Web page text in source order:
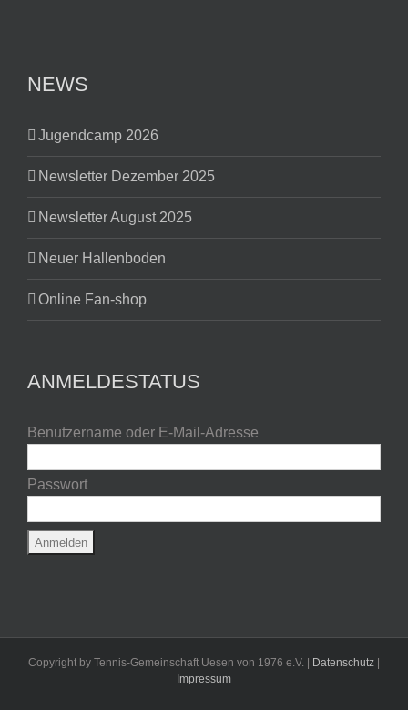
NEWS
Jugendcamp 2026
Newsletter Dezember 2025
Newsletter August 2025
Neuer Hallenboden
Online Fan-shop
ANMELDESTATUS
Benutzername oder E-Mail-Adresse
Passwort
Copyright by Tennis-Gemeinschaft Uesen von 1976 e.V. | Datenschutz
Impressum